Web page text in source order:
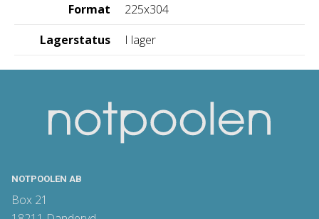
Format
225x304
Lagerstatus
I lager
NOTPOOLEN AB
Box 21